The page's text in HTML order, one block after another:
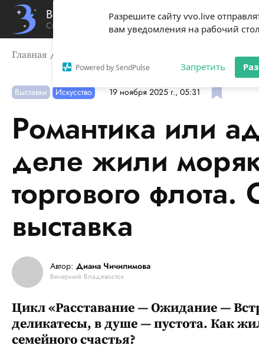
Разрешите сайту vvo.live
вам уведомления на рабочий стол
Powered by SendPulse Запретить
Вечерний Владивосток
Стиль жизни твоего города
Главная Романтика или ад? Как на
Выставки Искусство 19 ноября 2025 г., 05:31
Романтика или
деле жили
торгового
выставка
Автор: Диана Чичилимова
Вечерний Владивосток
Цикл «Расставание — Ожидание —
деликатесы, в душе — пустота. Как
семейного счастья?